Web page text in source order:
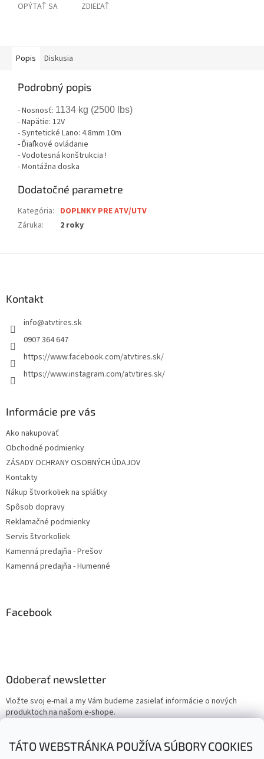
TÁTO WEBSTRÁNKA POUŽÍVA SÚBORY COOKIES
OPÝTAŤ SA ZDIEĽAŤ
Popis Diskusia
Podrobný popis
- Nosnosť: 1134 kg (2500 lbs)
- Napätie: 12V
- Syntetické Lano: 4.8mm 10m
- Ďiaľkové ovládanie
- Vodotesná konštrukcia !
- Montážna doska
Dodatočné parametre
Kategória: DOPLNKY PRE ATV/UTV
Záruka: 2 roky
Kontakt
info@atvtires.sk
0907 364 647
https://www.facebook.com/atvtires.sk/
https://www.instagram.com/atvtires.sk/
Informácie pre vás
Ako nakupovať
Obchodné podmienky
ZÁSADY OCHRANY OSOBNÝCH ÚDAJOV
Kontakty
Nákup štvorkoliek na splátky
Spôsob dopravy
Reklamačné podmienky
Servis štvorkoliek
Kamenná predajňa - Prešov
Kamenná predajňa - Humenné
Facebook
Odoberať newsletter
Vložte svoj e-mail a my Vám budeme zasielať informácie o nových
produktoch na našom e-shope.
Email